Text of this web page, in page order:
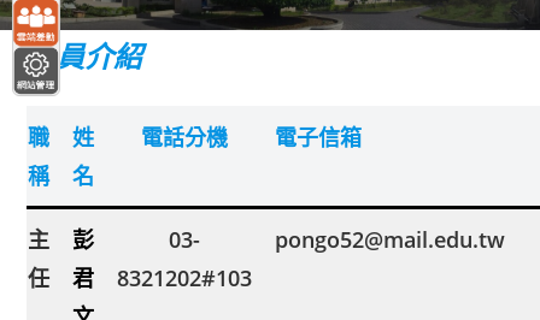
成員介紹
職
稱
姓
名
電話分機 電子信箱
主
任
彭
君
03-
8321202#103
pongo52@mail.edu.tw